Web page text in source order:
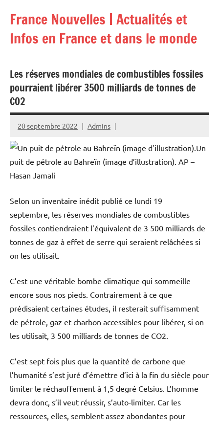
contenu
France Nouvelles | Actualités et
Infos en France et dans le monde
Les réserves mondiales de combustibles fossiles
pourraient libérer 3500 milliards de tonnes de
CO2
20 septembre 2022 Admins
Un
puit de pétrole au Bahreïn (image d’illustration). AP –
Hasan Jamali
Selon un inventaire inédit publié ce lundi 19
septembre, les réserves mondiales de combustibles
fossiles contiendraient l’équivalent de 3 500 milliards de
tonnes de gaz à effet de serre qui seraient relâchées si
on les utilisait.
C’est une véritable bombe climatique qui sommeille
encore sous nos pieds. Contrairement à ce que
prédisaient certaines études, il resterait suffisamment
de pétrole, gaz et charbon accessibles pour libérer, si on
les utilisait, 3 500 milliards de tonnes de CO2.
C’est sept fois plus que la quantité de carbone que
l’humanité s’est juré d’émettre d’ici à la fin du siècle pour
limiter le réchauffement à 1,5 degré Celsius. L’homme
devra donc, s’il veut réussir, s’auto-limiter. Car les
ressources, elles, semblent assez abondantes pour